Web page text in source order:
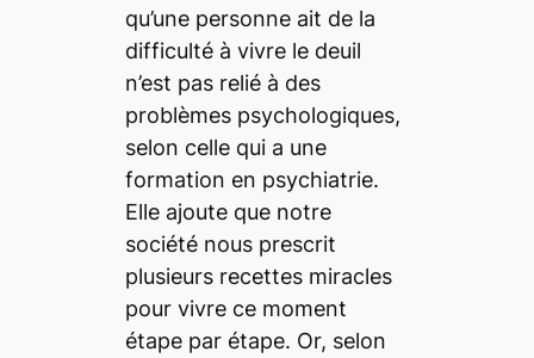
qu’une personne ait de la
difficulté à vivre le deuil
n’est pas relié à des
problèmes psychologiques,
selon celle qui a une
formation en psychiatrie.
Elle ajoute que notre
société nous prescrit
plusieurs recettes miracles
pour vivre ce moment
étape par étape. Or, selon